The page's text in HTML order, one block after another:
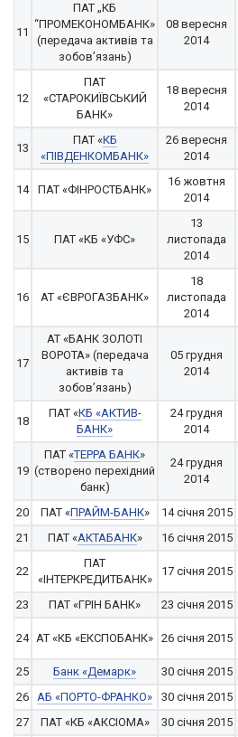
11
ПАТ „КБ
“ПРОМЕКОНОМБАНК»
(передача активів та
зобов’язань)
08 вересня
2014
12
ПАТ
«СТАРОКИЇВСЬКИЙ
БАНК»
18 вересня
2014
13
ПАТ «КБ
«ПІВДЕНКОМБАНК»
26 вересня
2014
14 ПАТ «ФІНРОСТБАНК»
16 жовтня
2014
15 ПАТ «КБ «УФС»
13
листопада
2014
16 АТ «ЄВРОГАЗБАНК»
18
листопада
2014
17
АТ «БАНК ЗОЛОТІ
ВОРОТА» (передача
активів та
зобов’язань)
05 грудня
2014
18
ПАТ «КБ «АКТИВ-
БАНК»
24 грудня
2014
19
ПАТ «ТЕРРА БАНК»
(створено перехідний
банк)
24 грудня
2014
20 ПАТ «ПРАЙМ-БАНК» 14 січня 2015
21
ПАТ «АКТАБАНК» 16 січня 2015
22
ПАТ
«ІНТЕРКРЕДИТБАНК»
17 січня 2015
23 ПАТ «ГРІН БАНК» 23 січня 2015
24 АТ «КБ «ЕКСПОБАНК» 26 січня 2015
25 Банк «Демарк» 30 січня 2015
26 АБ «ПОРТО-ФРАНКО» 30 січня 2015
27
ПАТ «КБ «АКСІОМА» 30 січня 2015